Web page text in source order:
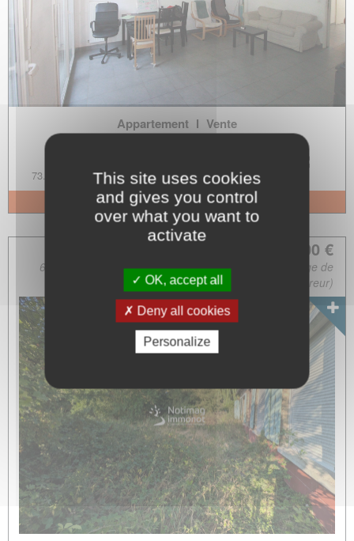
Appartement l Vente
Dunkerque
73.77m 4p. 2
+ d'infos
69 875.00 €
65 000.00 € + Négo. 4 875.00 € (soit 7.50% à la charge de
l'acquéreur)
This site uses cookies
and gives you control
over what you want to
activate
OK, accept all
Deny all cookies
Personalize